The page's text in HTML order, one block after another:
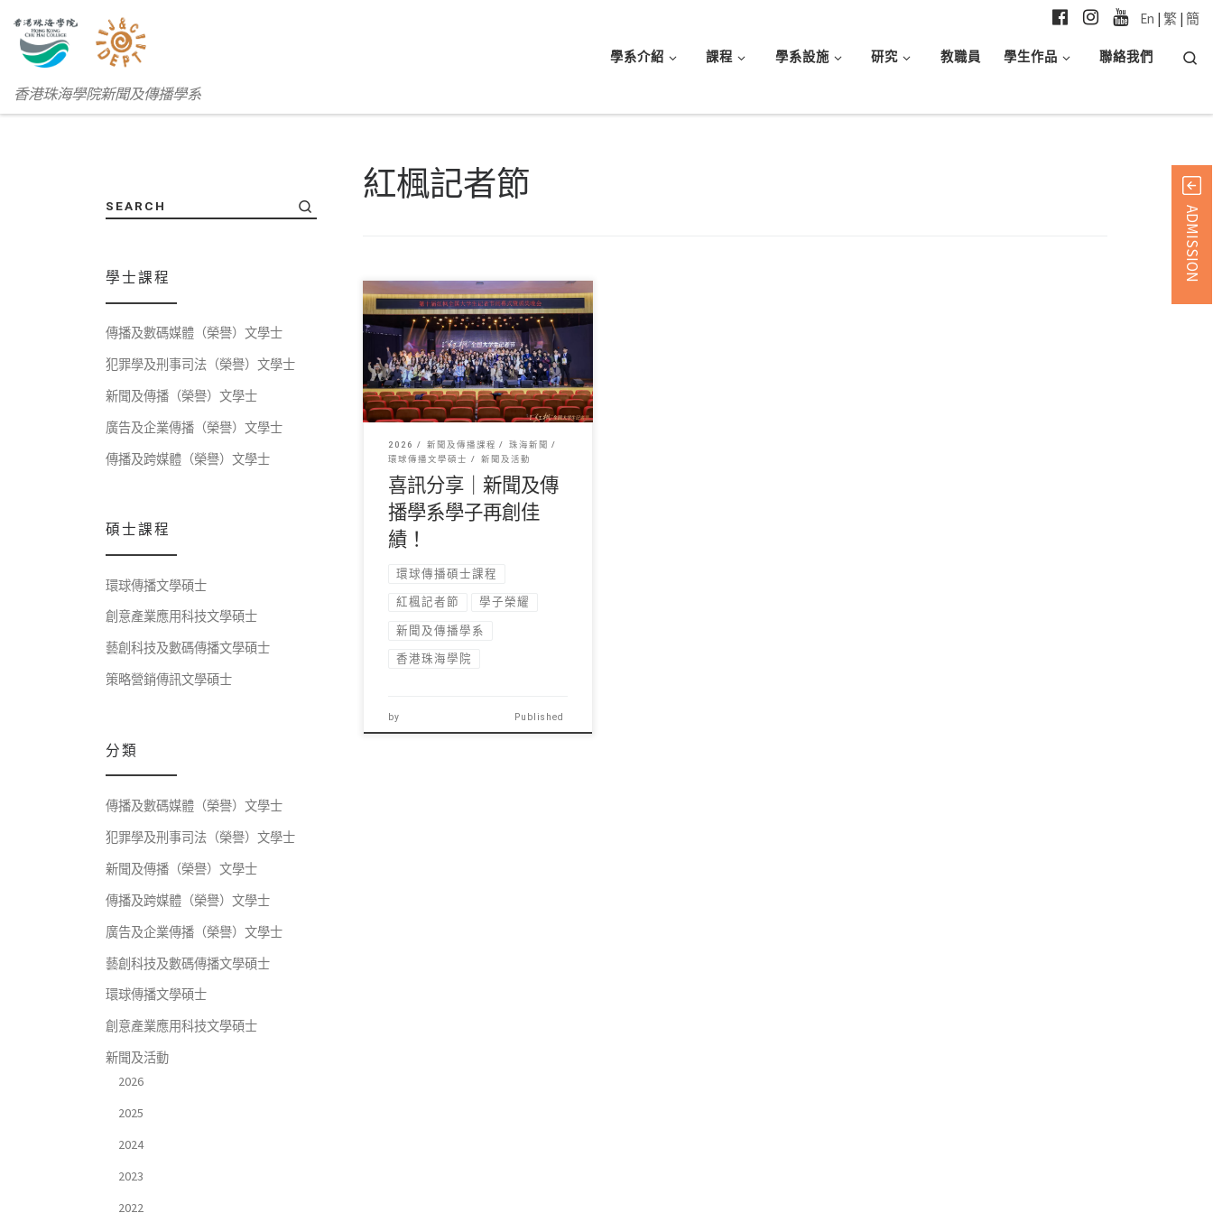
香港珠海學院新聞及傳播學系
學系介紹 課程 學系設施 研究 教職員 學生作品 聯絡我們
En | 繁 | 簡
紅楓記者節
第十屆紅楓全國大學生 […]
2026 新聞及傳播課程
珠海新聞
環球傳播文學碩士
新聞及活動
喜訊分享｜新聞及傳
播學系學子再創佳
績！
環球傳播碩士課程
紅楓記者節 學子榮耀
新聞及傳播學系
香港珠海學院
by Published
SEARCH
學士課程
傳播及數碼媒體（榮譽）文學士
犯罪學及刑事司法（榮譽）文學士
新聞及傳播（榮譽）文學士
廣告及企業傳播（榮譽）文學士
傳播及跨媒體（榮譽）文學士
碩士課程
環球傳播文學碩士
創意產業應用科技文學碩士
藝創科技及數碼傳播文學碩士
策略營銷傳訊文學碩士
分類
傳播及數碼媒體（榮譽）文學士
犯罪學及刑事司法（榮譽）文學士
新聞及傳播（榮譽）文學士
傳播及跨媒體（榮譽）文學士
廣告及企業傳播（榮譽）文學士
藝創科技及數碼傳播文學碩士
環球傳播文學碩士
創意產業應用科技文學碩士
新聞及活動
2026
2025
2024
2023
2022
ADMISSION